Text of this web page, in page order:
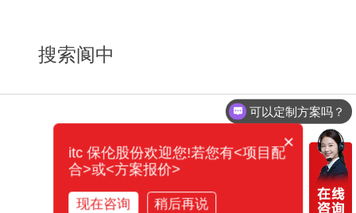
搜索阆中
可以定制方案吗？
×
itc 保伦股份欢迎您!若您有<项目配
合>或<方案报价>
现在咨询 稍后再说